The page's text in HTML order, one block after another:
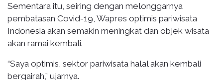
Sementara itu, seiring dengan melonggarnya
pembatasan Covid-19, Wapres optimis pariwisata
Indonesia akan semakin meningkat dan objek wisata
akan ramai kembali.
“Saya optimis, sektor pariwisata halal akan kembali
bergairah,” ujarnya.